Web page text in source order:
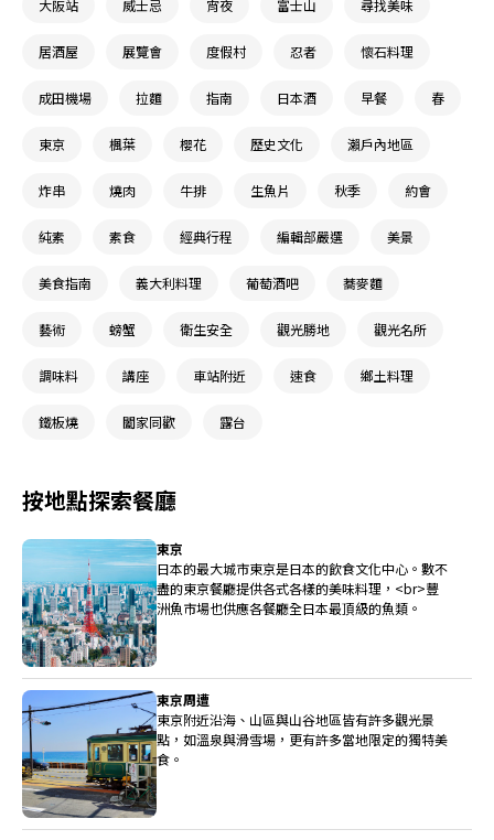
大阪站 威士忌 宵夜 富士山 尋找美味
居酒屋 展覽會 度假村 忍者 懷石料理
成田機場 拉麵 指南 日本酒 早餐 春
東京 楓葉 櫻花 歷史文化 瀨戶內地區
炸串 燒肉 牛排 生魚片 秋季 約會
純素 素食 經典行程 編輯部嚴選 美景
美食指南 義大利料理 葡萄酒吧 蕎麥麵
藝術 螃蟹 衛生安全 觀光勝地 觀光名所
調味料 講座 車站附近 速食 鄉土料理
鐵板燒 闔家同歡 露台
按地點探索餐廳
東京
日本的最大城市東京是日本的飲食文化中心。數不
盡的東京餐廳提供各式各樣的美味料理，<br>豐
洲魚市場也供應各餐廳全日本最頂級的魚類。
東京周遭
東京附近沿海、山區與山谷地區皆有許多觀光景
點，如溫泉與滑雪場，更有許多當地限定的獨特美
食。